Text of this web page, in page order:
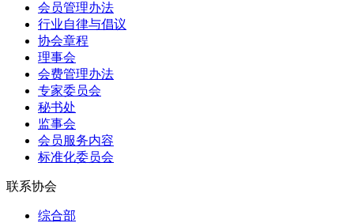
会员管理办法
行业自律与倡议
协会章程
理事会
会费管理办法
专家委员会
秘书处
监事会
会员服务内容
标准化委员会
联系协会
综合部